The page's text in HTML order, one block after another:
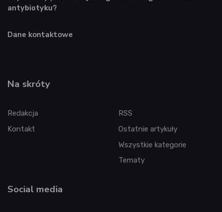
antybiotyku?
Dane kontaktowe
Na skróty
Redakcja
Kontakt
RSS
Ostatnie artykuły
Wszystkie kategorie
Tematy
Social media